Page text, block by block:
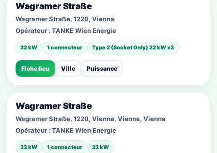
Wagramer Straße
Wagramer Straße, 1220, Vienna
Opérateur : TANKE Wien Energie
22 kW 1 connecteur Type 2 (Socket Only) 22 kW x2
Fiche lieu Ville Puissance
Wagramer Straße
Wagramer Straße, 1220, Vienna, Vienna, Vienna
Opérateur : TANKE Wien Energie
22 kW 1 connecteur 22 kW